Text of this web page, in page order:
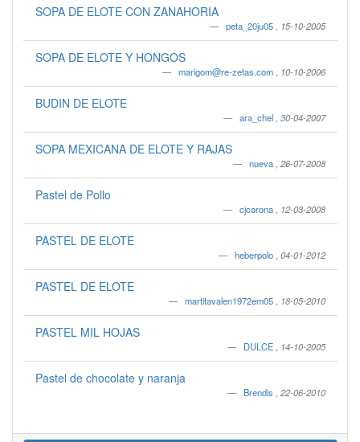
SOPA DE ELOTE CON ZANAHORIA
peta_20ju05 15-10-2005
SOPA DE ELOTE Y HONGOS
marigom@re-zetas.com 10-10-2006
BUDIN DE ELOTE
ara_chel 30-04-2007
SOPA MEXICANA DE ELOTE Y RAJAS
nueva 26-07-2008
Pastel de Pollo
cjcorona 12-03-2008
PASTEL DE ELOTE
heberpolo 04-01-2012
PASTEL DE ELOTE
martitavalen1972em05 18-05-2010
PASTEL MIL HOJAS
DULCE 14-10-2005
Pastel de chocolate y naranja
Brendis 22-06-2010